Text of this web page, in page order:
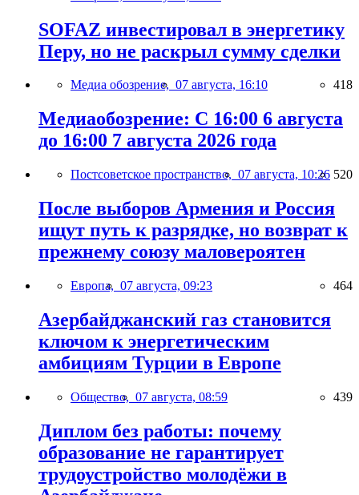
SOFAZ инвестировал в энергетику
Перу, но не раскрыл сумму сделки
Медиа обозрение, 07 августа, 16:10 418
Медиаобозрение: С 16:00 6 августа
до 16:00 7 августа 2026 года
Постсоветское пространство, 07 августа, 10:26 520
После выборов Армения и Россия
ищут путь к разрядке, но возврат к
прежнему союзу маловероятен
Европа, 07 августа, 09:23 464
Азербайджанский газ становится
ключом к энергетическим
амбициям Турции в Европе
Общество, 07 августа, 08:59 439
Диплом без работы: почему
образование не гарантирует
трудоустройство молодёжи в